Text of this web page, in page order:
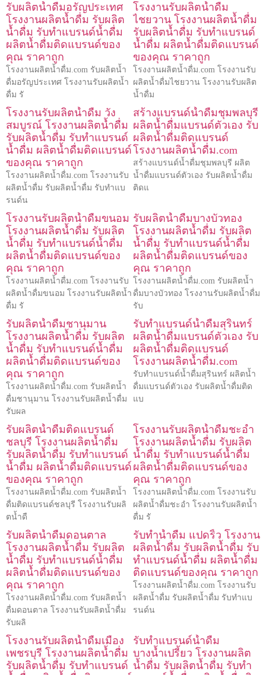
รับผลิตน้ำดื่มอรัญประเทศ
โรงงานผลิตน้ำดื่ม รับผลิต
น้ำดื่ม รับทำแบรนด์น้ำดื่ม
ผลิตน้ำดื่มติดแบรนด์ของ
คุณ ราคาถูก
โรงงานผลิตน้ำดื่ม.com รับผลิตน้ำ
ดื่มอรัญประเทศ โรงงานรับผลิตน้ำ
ดื่ม รั
โรงงานรับผลิตน้ำดื่ม
ไชยวาน โรงงานผลิตน้ำดื่ม
รับผลิตน้ำดื่ม รับทำแบรนด์
น้ำดื่ม ผลิตน้ำดื่มติดแบรนด์
ของคุณ ราคาถูก
โรงงานผลิตน้ำดื่ม.com โรงงานรับ
ผลิตน้ำดื่มไชยวาน โรงงานรับผลิต
น้ำดื่ม
โรงงานรับผลิตน้ำดื่ม วัง
สมบูรณ์ โรงงานผลิตน้ำดื่ม
รับผลิตน้ำดื่ม รับทำแบรนด์
น้ำดื่ม ผลิตน้ำดื่มติดแบรนด์
ของคุณ ราคาถูก
โรงงานผลิตน้ำดื่ม.com โรงงานรับ
ผลิตน้ำดื่ม รับผลิตน้ำดื่ม รับทำแบ
รนด์น
สร้างแบรนด์น้ำดื่มชุมพลบุรี
ผลิตน้ำดื่มแบรนด์ตัวเอง รับ
ผลิตน้ำดื่มติดแบรนด์
โรงงานผลิตน้ำดื่ม.com
สร้างแบรนด์น้ำดื่มชุมพลบุรี ผลิต
น้ำดื่มแบรนด์ตัวเอง รับผลิตน้ำดื่ม
ติดแ
โรงงานรับผลิตน้ำดื่มขนอม
โรงงานผลิตน้ำดื่ม รับผลิต
น้ำดื่ม รับทำแบรนด์น้ำดื่ม
ผลิตน้ำดื่มติดแบรนด์ของ
คุณ ราคาถูก
โรงงานผลิตน้ำดื่ม.com โรงงานรับ
ผลิตน้ำดื่มขนอม โรงงานรับผลิตน้ำ
ดื่ม รั
รับผลิตน้ำดื่มบางบัวทอง
โรงงานผลิตน้ำดื่ม รับผลิต
น้ำดื่ม รับทำแบรนด์น้ำดื่ม
ผลิตน้ำดื่มติดแบรนด์ของ
คุณ ราคาถูก
โรงงานผลิตน้ำดื่ม.com รับผลิตน้ำ
ดื่มบางบัวทอง โรงงานรับผลิตน้ำดื่ม
รับ
รับผลิตน้ำดื่มชานุมาน
โรงงานผลิตน้ำดื่ม รับผลิต
น้ำดื่ม รับทำแบรนด์น้ำดื่ม
ผลิตน้ำดื่มติดแบรนด์ของ
คุณ ราคาถูก
โรงงานผลิตน้ำดื่ม.com รับผลิตน้ำ
ดื่มชานุมาน โรงงานรับผลิตน้ำดื่ม
รับผล
รับทำแบรนด์น้ำดื่มสุรินทร์
ผลิตน้ำดื่มแบรนด์ตัวเอง รับ
ผลิตน้ำดื่มติดแบรนด์
โรงงานผลิตน้ำดื่ม.com
รับทำแบรนด์น้ำดื่มสุรินทร์ ผลิตน้ำ
ดื่มแบรนด์ตัวเอง รับผลิตน้ำดื่มติด
แบ
รับผลิตน้ำดื่มติดแบรนด์
ชลบุรี โรงงานผลิตน้ำดื่ม
รับผลิตน้ำดื่ม รับทำแบรนด์
น้ำดื่ม ผลิตน้ำดื่มติดแบรนด์
ของคุณ ราคาถูก
โรงงานผลิตน้ำดื่ม.com รับผลิตน้ำ
ดื่มติดแบรนด์ชลบุรี โรงงานรับผลิ
ตน้ำดื
โรงงานรับผลิตน้ำดื่มชะอำ
โรงงานผลิตน้ำดื่ม รับผลิต
น้ำดื่ม รับทำแบรนด์น้ำดื่ม
ผลิตน้ำดื่มติดแบรนด์ของ
คุณ ราคาถูก
โรงงานผลิตน้ำดื่ม.com โรงงานรับ
ผลิตน้ำดื่มชะอำ โรงงานรับผลิตน้ำ
ดื่ม รั
รับผลิตน้ำดื่มดอนตาล
โรงงานผลิตน้ำดื่ม รับผลิต
น้ำดื่ม รับทำแบรนด์น้ำดื่ม
ผลิตน้ำดื่มติดแบรนด์ของ
คุณ ราคาถูก
โรงงานผลิตน้ำดื่ม.com รับผลิตน้ำ
ดื่มดอนตาล โรงงานรับผลิตน้ำดื่ม
รับผลิ
รับทำน้ำดื่ม แปดริ้ว โรงงาน
ผลิตน้ำดื่ม รับผลิตน้ำดื่ม รับ
ทำแบรนด์น้ำดื่ม ผลิตน้ำดื่ม
ติดแบรนด์ของคุณ ราคาถูก
โรงงานผลิตน้ำดื่ม.com โรงงานรับ
ผลิตน้ำดื่ม รับผลิตน้ำดื่ม รับทำแบ
รนด์น
โรงงานรับผลิตน้ำดื่มเมือง
เพชรบุรี โรงงานผลิตน้ำดื่ม
รับผลิตน้ำดื่ม รับทำแบรนด์
รับทำแบรนด์น้ำดื่ม
บางน้ำเปรี้ยว โรงงานผลิต
น้ำดื่ม รับผลิตน้ำดื่ม รับทำ